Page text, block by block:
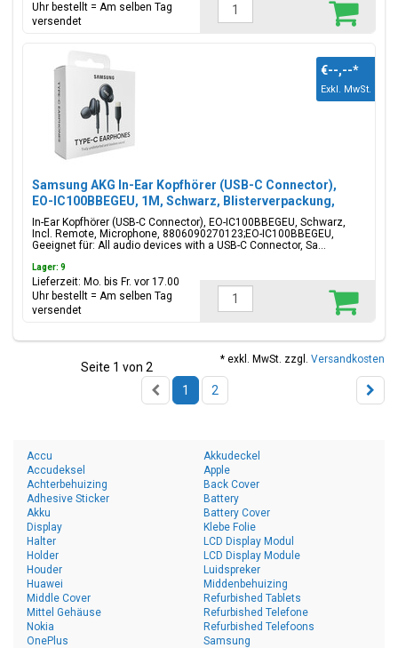
Uhr bestellt = Am selben Tag
versendet
Samsung AKG In-Ear Kopfhörer (USB-C Connector),
EO-IC100BBEGEU, 1M, Schwarz, Blisterverpackung,
8806090270123;EO-IC100BBEGEU
In-Ear Kopfhörer (USB-C Connector), EO-IC100BBEGEU, Schwarz,
Incl. Remote, Microphone, 8806090270123;EO-IC100BBEGEU,
Geeignet für: All audio devices with a USB-C Connector, Sa...
€--,--*
Exkl. MwSt.
Lager: 9
Lieferzeit: Mo. bis Fr. vor 17.00
Uhr bestellt = Am selben Tag
versendet
* exkl. MwSt. zzgl. Versandkosten
Seite 1 von 2
1
2
Accu
Accudeksel
Achterbehuizing
Adhesive Sticker
Akku
Akkudeckel
Apple
Back Cover
Battery
Battery Cover
Display
Halter
Holder
Houder
Huawei
Klebe Folie
LCD Display Modul
LCD Display Module
Luidspreker
Middenbehuizing
Middle Cover
Mittel Gehäuse
Nokia
OnePlus
Refurbished Tablets
Refurbished Telefone
Refurbished Telefoons
Samsung